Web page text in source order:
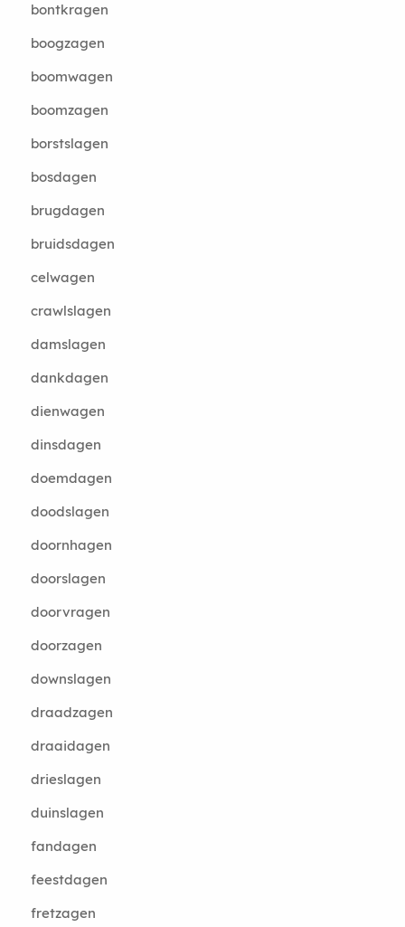
bontkragen
boogzagen
boomwagen
boomzagen
borstslagen
bosdagen
brugdagen
bruidsdagen
celwagen
crawlslagen
damslagen
dankdagen
dienwagen
dinsdagen
doemdagen
doodslagen
doornhagen
doorslagen
doorvragen
doorzagen
downslagen
draadzagen
draaidagen
drieslagen
duinslagen
fandagen
feestdagen
fretzagen